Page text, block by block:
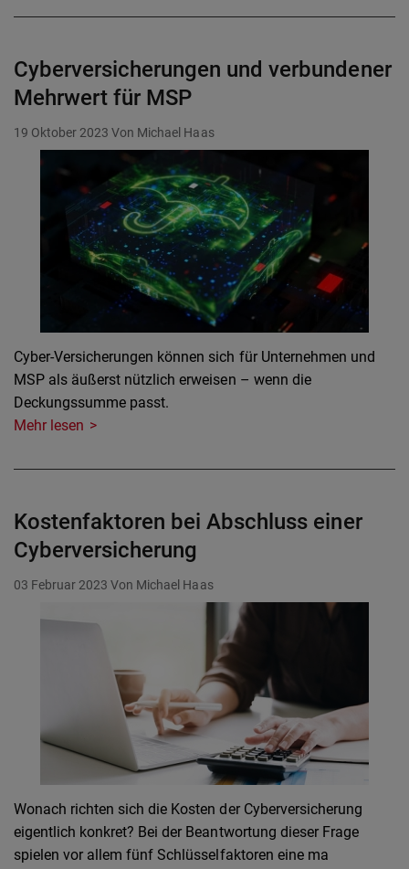
Cyberversicherungen und verbundener
Mehrwert für MSP
19 Oktober 2023 Von Michael Haas
Cyber-Versicherungen können sich für Unternehmen und
MSP als äußerst nützlich erweisen – wenn die
Deckungssumme passt.
Mehr lesen
Kostenfaktoren bei Abschluss einer
Cyberversicherung
03 Februar 2023 Von Michael Haas
Wonach richten sich die Kosten der Cyberversicherung
eigentlich konkret? Bei der Beantwortung dieser Frage
spielen vor allem fünf Schlüsselfaktoren eine ma